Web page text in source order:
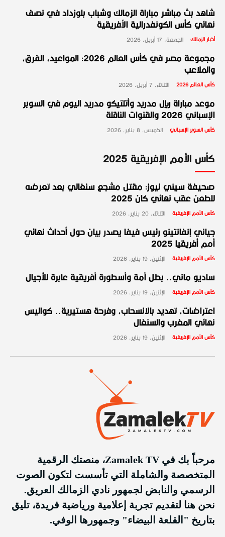
شاهد بث مباشر مباراة الزمالك وشباب بلوزداد في نصف
نهائي كأس الكونفدرالية الأفريقية
أخبار الزمالك الجمعة، 17 أبريل، 2026
مجموعة مصر في كأس العالم 2026: المواعيد، الفرق،
والملاعب
كأس العالم 2026 الثلاثاء، 7 أبريل، 2026
موعد مباراة ريال مدريد وأتلتيكو مدريد اليوم في السوبر
الإسباني 2026 والقنوات الناقلة
كأس السوبر الإسباني الخميس، 8 يناير، 2026
كأس الأمم الإفريقية 2025
صحيفة سيني نيوز: مقتل مشجع سنغالي بعد تعرضه
للطعن عقب نهائي كان 2025
كأس الأمم الإفريقية الثلاثاء، 20 يناير، 2026
جياني إنفانتينو رئيس فيفا يصدر بيان حول أحداث نهائي
أمم أفريقيا 2025
كأس الأمم الإفريقية الإثنين، 19 يناير، 2026
ساديو ماني.. بطل أمة وأسطورة أفريقية عابرة للأجيال
كأس الأمم الإفريقية الإثنين، 19 يناير، 2026
اعتراضات، تهديد بالانسحاب، وفرحة هستيرية.. كواليس
نهائي المغرب والسنغال
كأس الأمم الإفريقية الإثنين، 19 يناير، 2026
مرحباً بك في Zamalek TV، منصتك الرقمية
المتخصصة والشاملة التي تأسست لتكون الصوت
الرسمي والنابض لجمهور نادي الزمالك العريق.
نحن هنا لتقديم تجربة إعلامية ورياضية فريدة، تليق
بتاريخ "القلعة البيضاء" وجمهورها الوفي.